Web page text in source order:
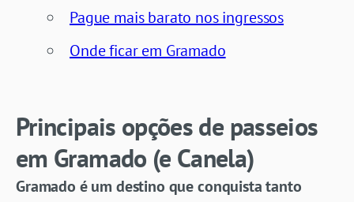
Pague mais barato nos ingressos
Onde ficar em Gramado
Principais opções de passeios
em Gramado (e Canela)
Gramado é um destino que conquista tanto